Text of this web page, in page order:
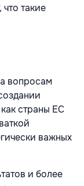
такие
вопросам
страны ЕС
важных
и более